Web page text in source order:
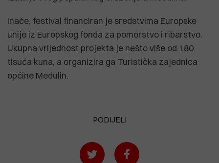
Inače, festival financiran je sredstvima Europske
unije iz Europskog fonda za pomorstvo i ribarstvo.
Ukupna vrijednost projekta je nešto više od 180
tisuća kuna, a organizira ga Turistička zajednica
općine Medulin.
PODIJELI